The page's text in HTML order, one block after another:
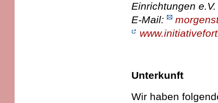
Einrichtungen e.V.
E-Mail:
Unterkunft
Wir haben